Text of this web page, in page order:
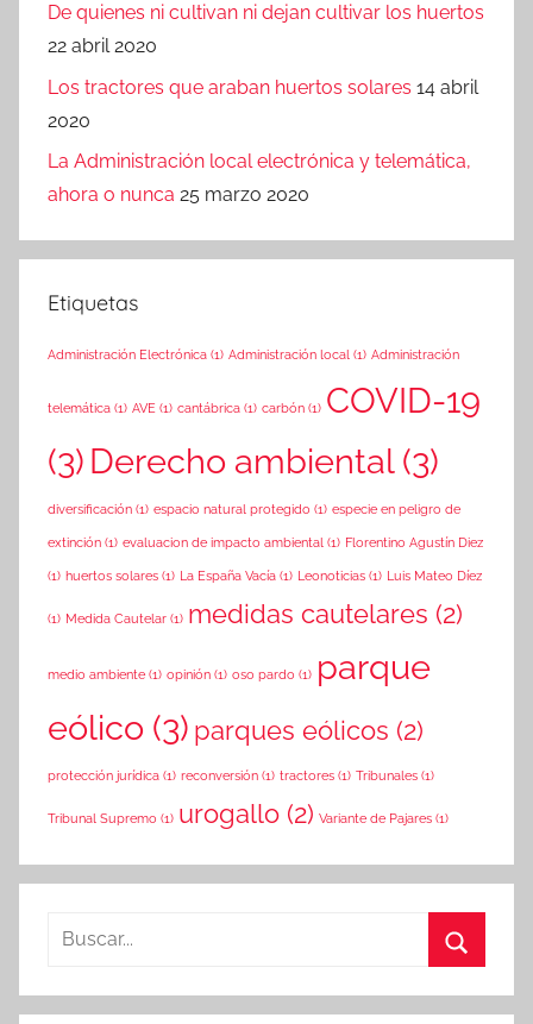
De quienes ni cultivan ni dejan cultivar los huertos
22 abril 2020
Los tractores que araban huertos solares 14 abril
2020
La Administración local electrónica y telemática,
ahora o nunca 25 marzo 2020
Etiquetas
Administración Electrónica (1) Administración local (1) Administración
telemática (1) AVE (1) cantábrica (1) carbón (1) COVID-19
(3) Derecho ambiental(3)
diversificación (1) espacio natural protegido (1) especie en peligro de
extinción (1) evaluacion de impacto ambiental (1) Florentino Agustín Diez
(1) huertos solares (1) La España Vacía (1) Leonoticias (1) Luis Mateo Díez
(1) Medida Cautelar (1) medidas cautelares (2)
medio ambiente (1) opinión (1) oso pardo (1) parque
eólico (3) parques eólicos (2)
protección jurídica (1) reconversión (1) tractores (1) Tribunales (1)
Tribunal Supremo (1) urogallo (2) Variante de Pajares (1)
Buscar: